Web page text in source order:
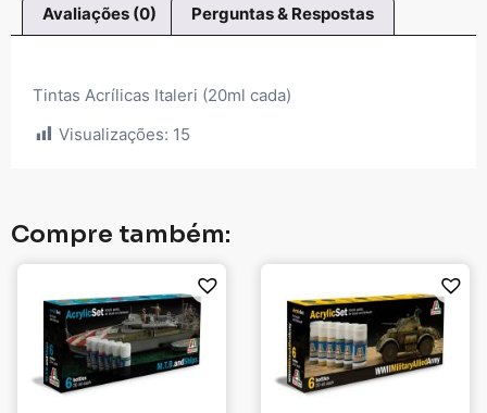
Avaliações (0) Perguntas & Respostas
Tintas Acrílicas Italeri (20ml cada)
Visualizações: 15
Compre também: